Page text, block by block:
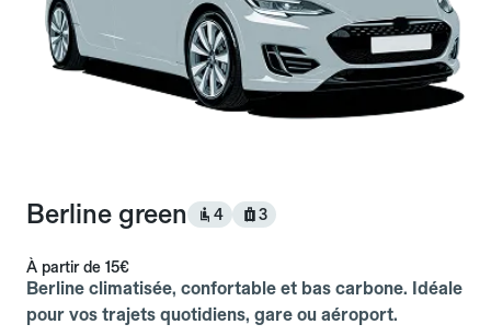
Berline green 4 3
À partir de 15€
Berline climatisée, confortable et bas carbone. Idéale
pour vos trajets quotidiens, gare ou aéroport.